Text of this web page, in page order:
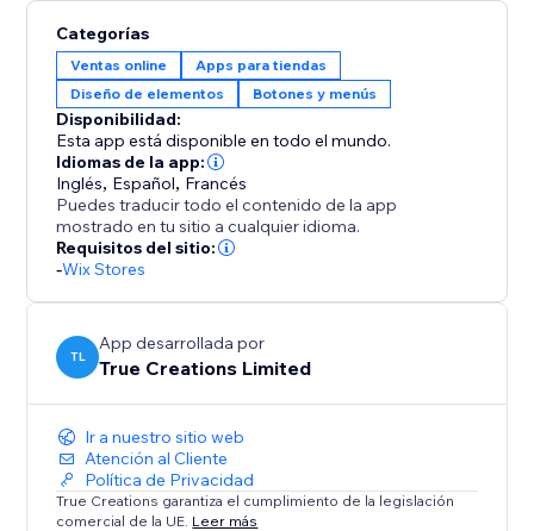
mostrando cualquier imagen predeterminada que
desees cuando no lo esté. Si tienes descripciones de
categorías en tu tienda, también puedes optar por
mostrarlas en la página cada vez que cambie la
categoría seleccionada.
Se integra perfectamente con el tema de tu sitio
Categorías
Ventas online
Apps para tiendas
Diseño de elementos
Botones y menús
Disponibilidad:
Esta app está disponible en todo el mundo.
Idiomas de la app:
Inglés, Español, Francés
Puedes traducir todo el contenido de la app
mostrado en tu sitio a cualquier idioma.
Requisitos del sitio:
-Wix Stores
TL
App desarrollada por
True Creations Limited
Ir a nuestro sitio web
Atención al Cliente
Política de Privacidad
True Creations garantiza el cumplimiento de la legislación
comercial de la UE. Leer más